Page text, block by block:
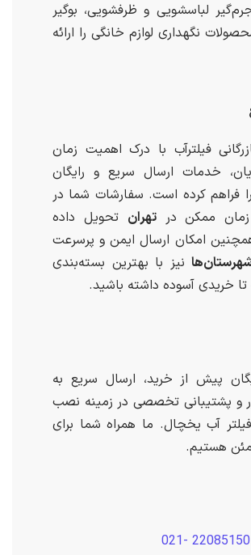
لباسشویی و ظرفشویی، بوگیر
نگهداری لوازم خانگی را ارائه
فیلترآب با درک اهمیت زمان
خدمات ارسال سریع و رایگان
فراهم کرده است. سفارشات شما در
زمان ممکن درتهران تحویل داده
امکان ارسال ایمن و پرسرعت
نیز با بهترین بسته‌بندی
خریدی آسوده داشته باشید.
پیش از خرید، ارسال سریع به
و پشتیبانی تخصصی در زمینه نصب
آب یخچال. ما همراه شما برای
هستیم.